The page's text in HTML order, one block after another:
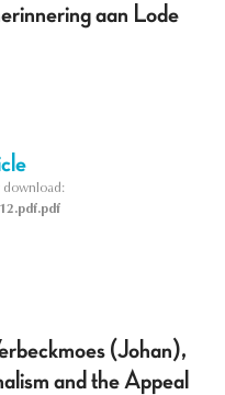
aan Lode
download:
(Johan),
and the Appeal